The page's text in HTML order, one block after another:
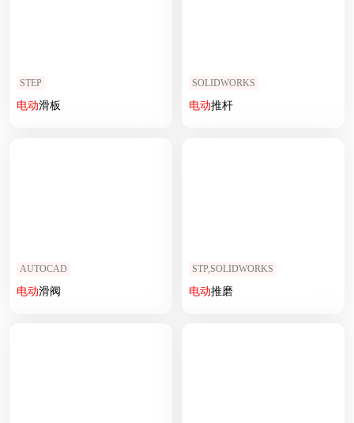
STEP
电动滑板
SOLIDWORKS
电动推杆
AUTOCAD
电动滑阀
STP,SOLIDWORKS
电动推磨